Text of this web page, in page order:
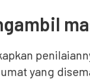
yang